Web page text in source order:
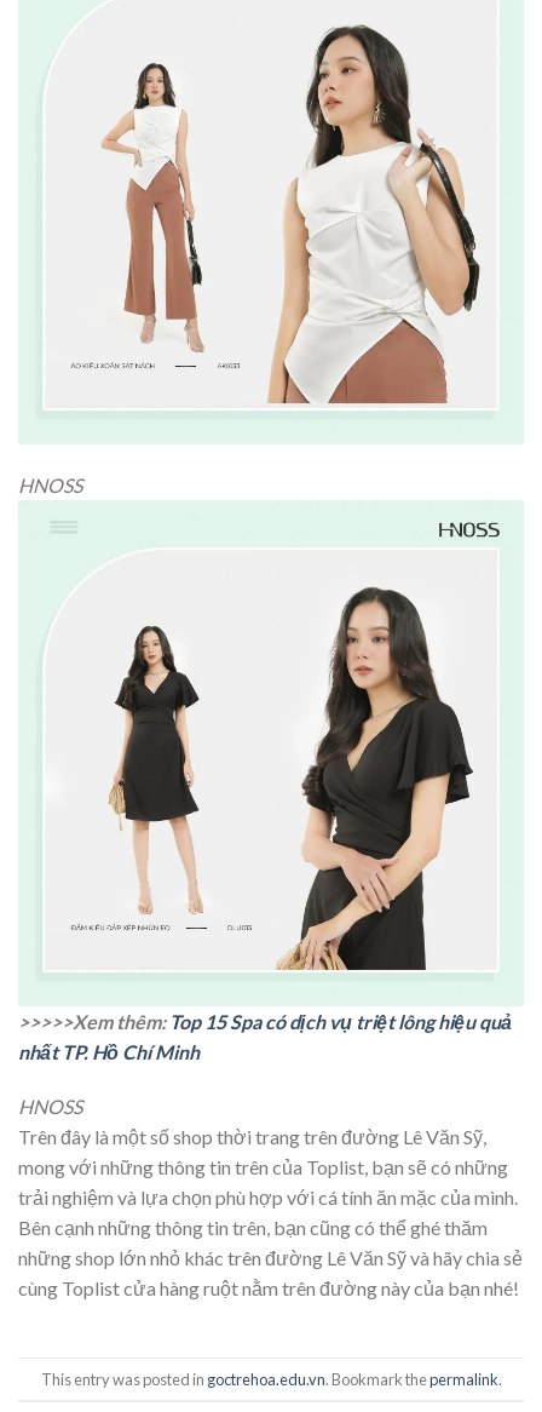
HNOSS
>>>>>Xem thêm: Top 15 Spa có dịch vụ triệt lông hiệu quả
nhất TP. Hồ Chí Minh
HNOSS
Trên đây là một số shop thời trang trên đường Lê Văn Sỹ,
mong với những thông tin trên của Toplist, bạn sẽ có những
trải nghiệm và lựa chọn phù hợp với cá tính ăn mặc của mình.
Bên cạnh những thông tin trên, bạn cũng có thể ghé thăm
những shop lớn nhỏ khác trên đường Lê Văn Sỹ và hãy chia sẻ
cùng Toplist cửa hàng ruột nằm trên đường này của bạn nhé!
This entry was posted in goctrehoa.edu.vn. Bookmark thepermalink.